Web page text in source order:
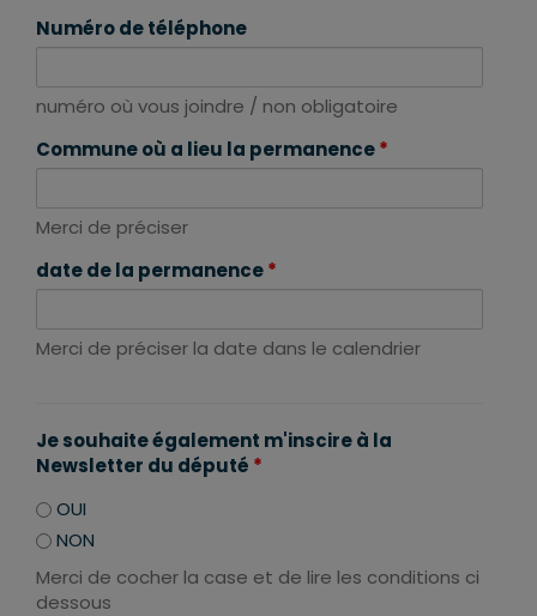
Numéro de téléphone
numéro où vous joindre / non obligatoire
Commune où a lieu la permanence*
Merci de préciser
date de la permanence*
Merci de préciser la date dans le calendrier
Je souhaite également m'inscire à la
Newsletter du député *
OUI
NON
Merci de cocher la case et de lire les conditions ci
dessous